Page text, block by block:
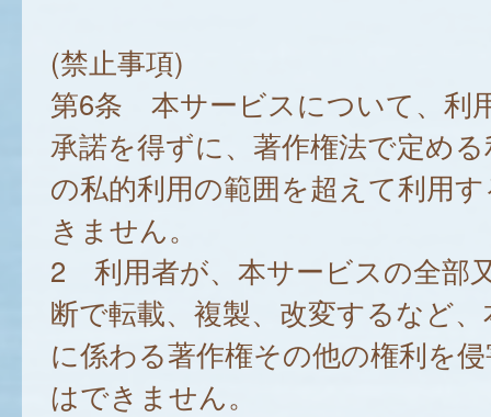
(禁止事項)
第6条 本サービスについて、利
承諾を得ずに、著作権法で定め
の私的利用の範囲を超えて利用
きません。
2 利用者が、本サービスの全部
断で転載、複製、改変するなど
に係わる著作権その他の権利を
はできません。